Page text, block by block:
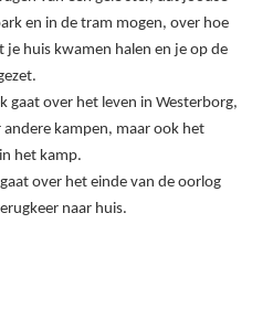
en in de tram mogen, over hoe
huis kwamen halen en je op de
gaat over het leven in Westerborg,
kampen, maar ook het
het kamp.
over het einde van de oorlog
naar huis.